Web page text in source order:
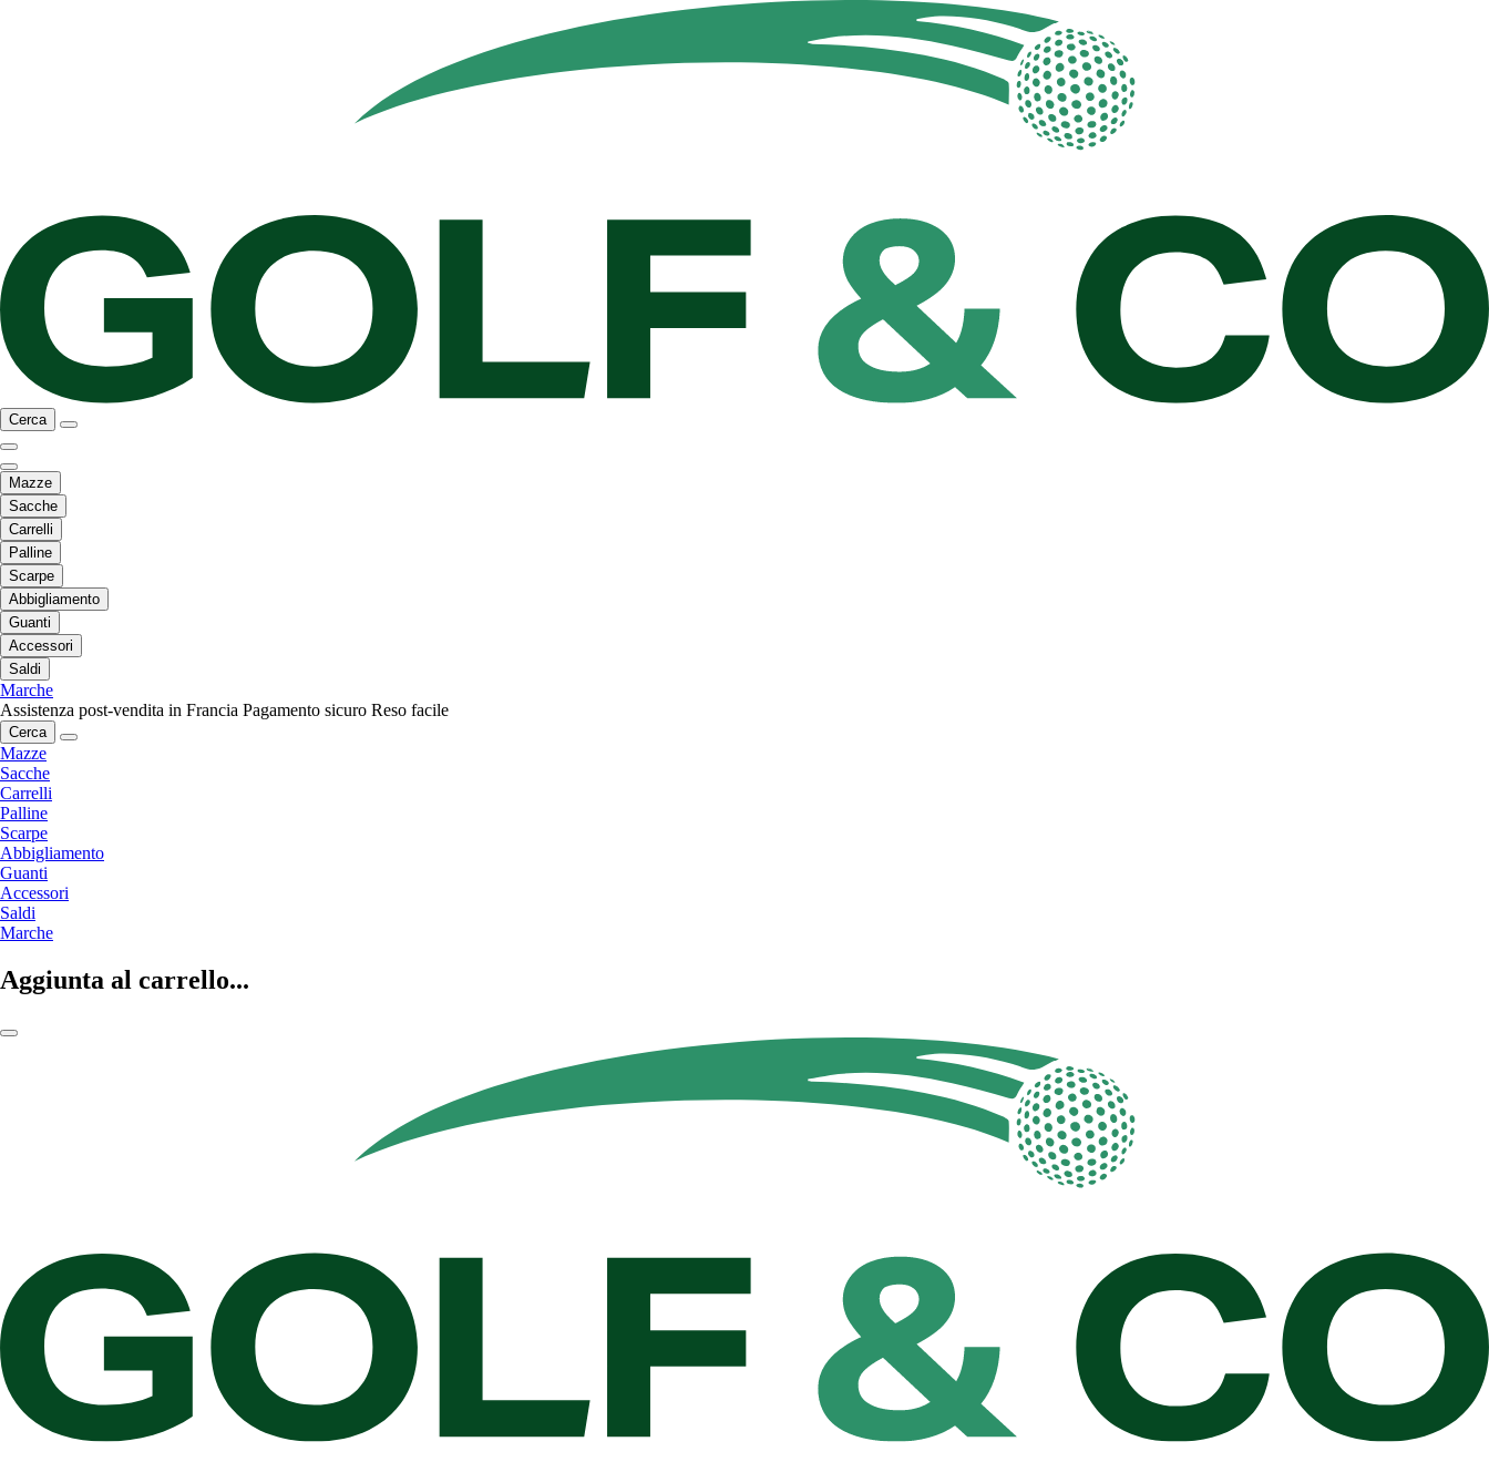
Cerca
Mazze
Sacche
Carrelli
Palline
Scarpe
Abbigliamento
Guanti
Accessori
Saldi
Marche
Assistenza post-vendita in Francia Pagamento sicuro Reso facile
Cerca
Mazze
Sacche
Carrelli
Palline
Scarpe
Abbigliamento
Guanti
Accessori
Saldi
Marche
Aggiunta al carrello...